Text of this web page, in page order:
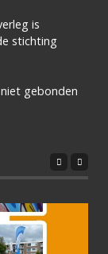
is
stichting
gebonden